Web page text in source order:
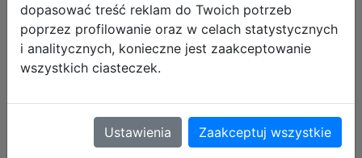
184,27 zł
DO KOSZYKA
dopasować treść reklam do Twoich potrzeb
poprzez profilowanie oraz w celach statystycznych
i analitycznych, konieczne jest zaakceptowanie
wszystkich ciasteczek.
Ustawienia Zaakceptuj wszystkie